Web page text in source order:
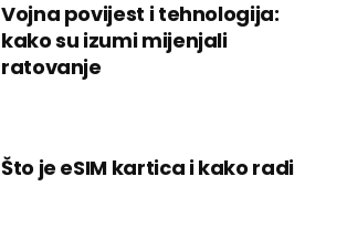
Vojna povijest i tehnologija:
kako su izumi mijenjali
ratovanje
Što je eSIM kartica i kako radi